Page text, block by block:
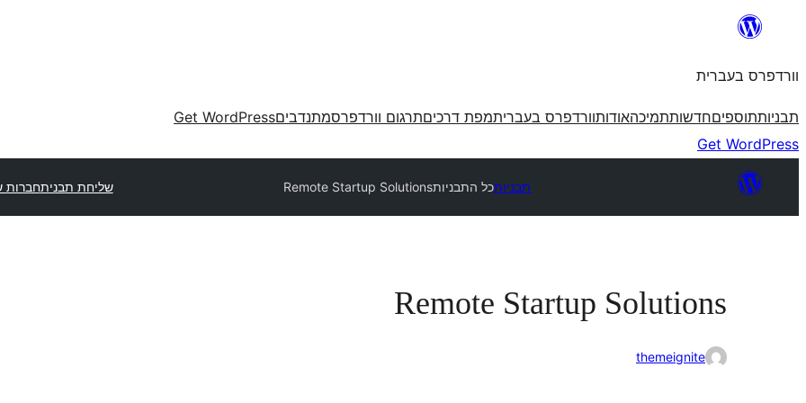
וורדפרס בעברית
תבניותתוספיםחדשותתמיכהאודותוורדפרס בעבריתמפת דרכיםתרגום וורדפרסמתנדביםGet WordPress
Get WordPress
תבניותכל התבניותRemote Startup Solutions שליחת תבניתחברות
Remote Startup Solutions
themeignite